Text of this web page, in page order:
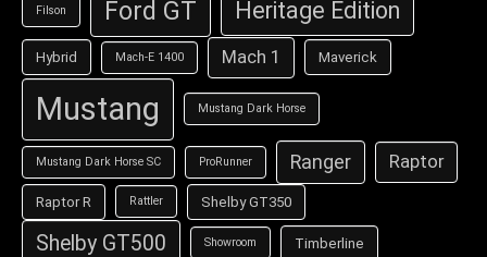
Filson Ford GT Heritage Edition
Hybrid Mach-E 1400 Mach 1 Maverick
Mustang Mustang Dark Horse
Mustang Dark Horse SC ProRunner Ranger Raptor
Raptor R Rattler Shelby GT350
Shelby GT500 Showroom Timberline